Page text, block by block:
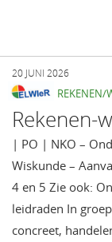
20 JUNI 2026
REKENEN/
Rekenen-
| PO | NKO –
Wiskunde –
4 en 5 Zie ook:
leidraden In
concreet,